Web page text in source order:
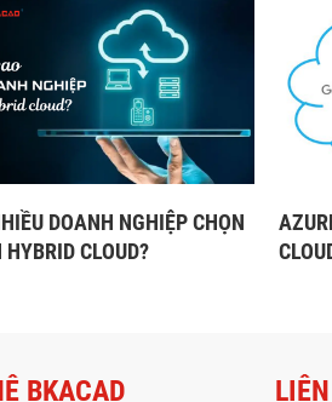
DOANH NGHIỆP CHỌN
CLOUD?
BKACAD